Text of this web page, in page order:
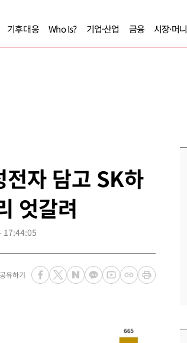
기후대응 Who Is? 기업·산업 금융 시장·머니
자 담고 SK하
엇갈려
17:44:05
공유하기